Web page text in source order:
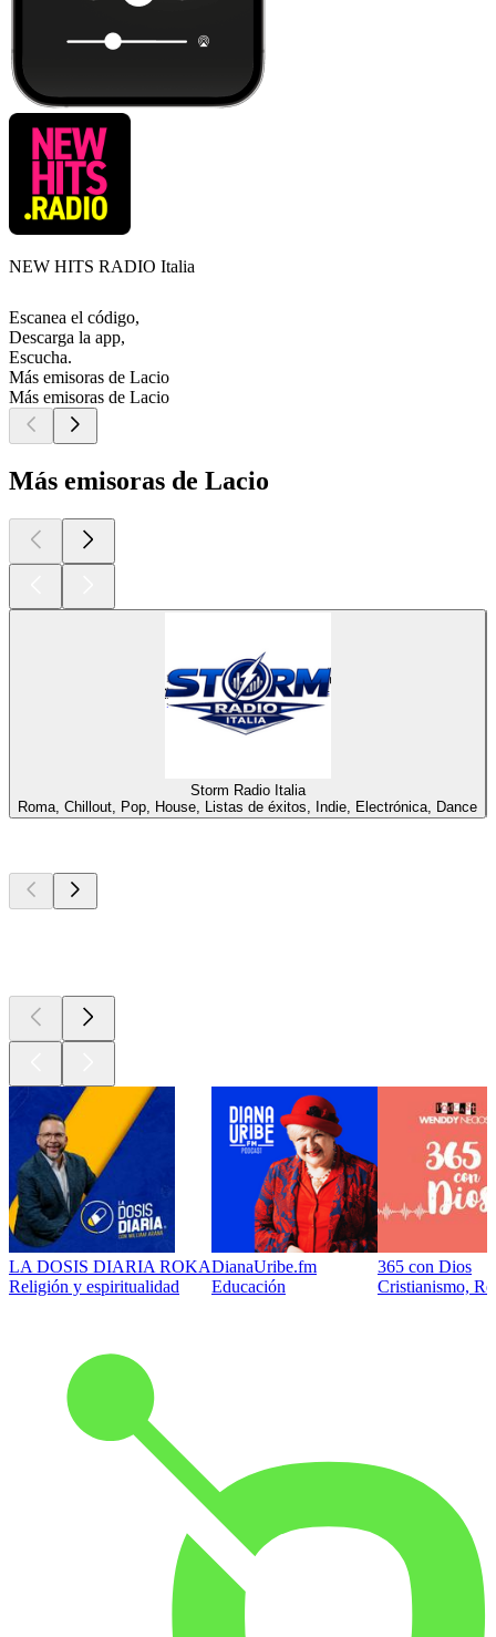
NEW HITS RADIO Italia
Escanea el código,
Descarga la app,
Escucha.
Más emisoras de Lacio
Más emisoras de Lacio
Más emisoras de Lacio
Storm Radio Italia
Roma, Chillout, Pop, House, Listas de éxitos, Indie, Electrónica, Dance
LA DOSIS DIARIA ROKA
Religión y espiritualidad
DianaUribe.fm
Educación
365 con Dios
Cristianismo,